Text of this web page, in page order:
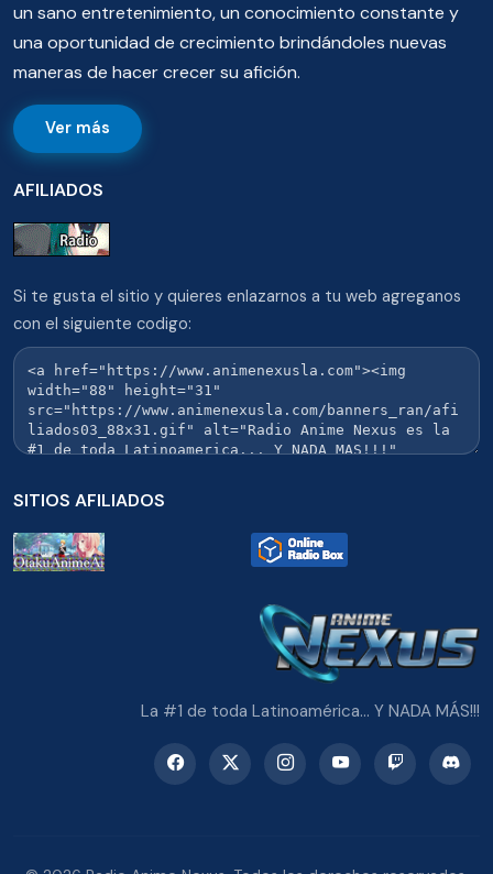
un sano entretenimiento, un conocimiento constante y
una oportunidad de crecimiento brindándoles nuevas
maneras de hacer crecer su afición.
Ver más
AFILIADOS
Si te gusta el sitio y quieres enlazarnos a tu web agreganos
con el siguiente codigo:
SITIOS AFILIADOS
La #1 de toda Latinoamérica... Y NADA MÁS!!!